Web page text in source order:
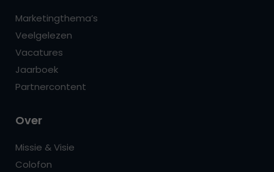
Marketingthema’s
Veelgelezen
Vacatures
Jaarboek
Partnercontent
Over
Missie & Visie
Colofon